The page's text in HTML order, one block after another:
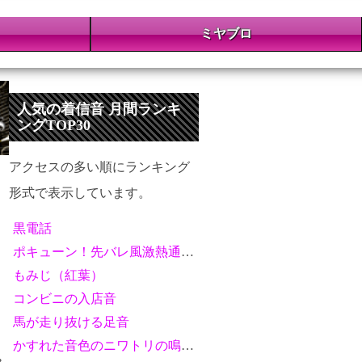
ミヤブロ
人気の着信音 月間ランキ
ングTOP30
アクセスの多い順にランキング
形式で表示しています。
黒電話
ポキューン！先バレ風激熱通知音
もみじ（紅葉）
コンビニの入店音
馬が走り抜ける足音
かすれた音色のニワトリの鳴き声